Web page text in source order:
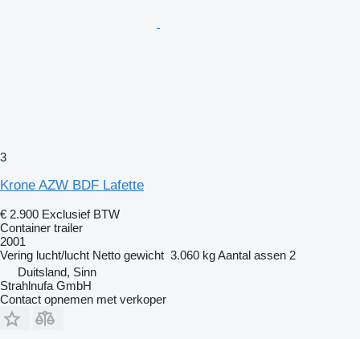
3
Krone AZW BDF Lafette
€ 2.900 Exclusief BTW
Container trailer
2001
Vering lucht/lucht Netto gewicht 3.060 kgAantal assen 2
Duitsland, Sinn
Strahlnufa GmbH
Contact opnemen met verkoper